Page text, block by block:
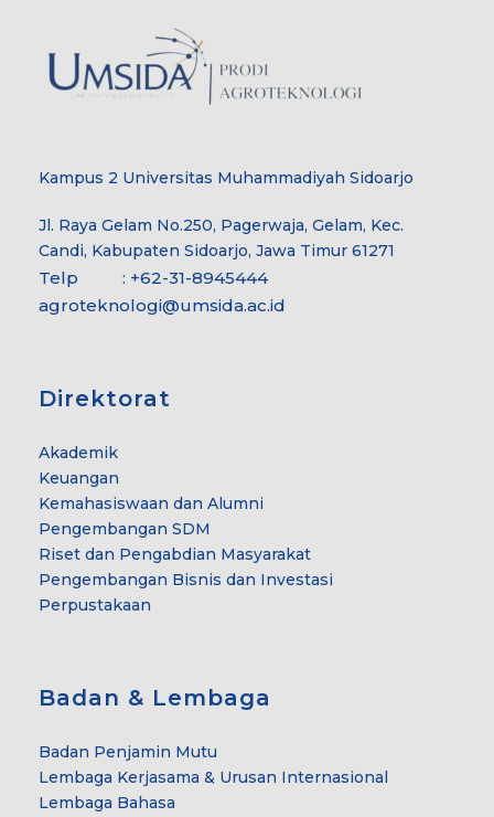
Kampus 2 Universitas Muhammadiyah Sidoarjo
Jl. Raya Gelam No.250, Pagerwaja, Gelam, Kec.
Candi, Kabupaten Sidoarjo, Jawa Timur 61271
Telp : +62-31-8945444
agroteknologi@umsida.ac.id
Direktorat
Akademik
Keuangan
Kemahasiswaan dan Alumni
Pengembangan SDM
Riset dan Pengabdian Masyarakat
Pengembangan Bisnis dan Investasi
Perpustakaan
Badan & Lembaga
Badan Penjamin Mutu
Lembaga Kerjasama & Urusan Internasional
Lembaga Bahasa